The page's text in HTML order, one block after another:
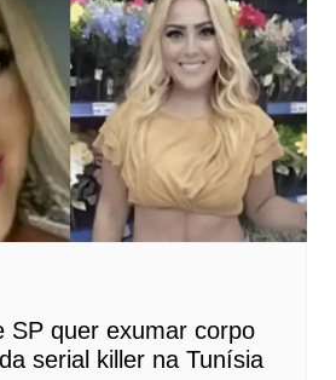
SP quer exumar corpo
serial killer na Tunísia